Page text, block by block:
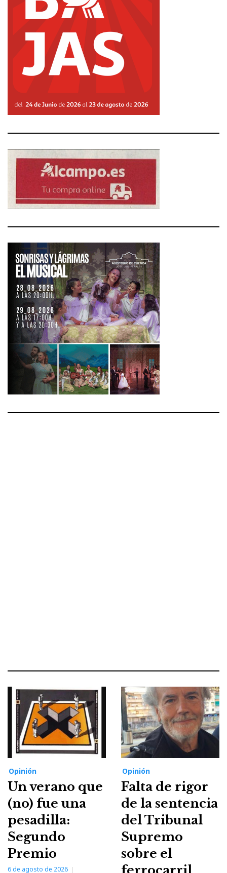
Opinión
Un verano que
(no) fue una
pesadilla:
Segundo
Premio
6 de agosto de 2026
Opinión
Falta de rigor
de la sentencia
del Tribunal
Supremo
sobre el
ferrocarril